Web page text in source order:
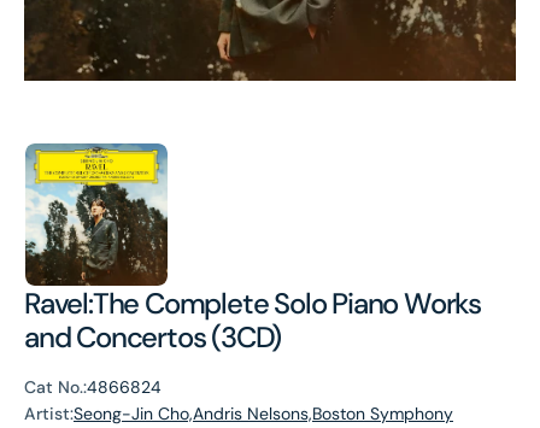
Ravel:The Complete Solo Piano Works
and Concertos (3CD)
Cat No.:4866824
Artist:Seong-Jin Cho,Andris Nelsons,Boston Symphony